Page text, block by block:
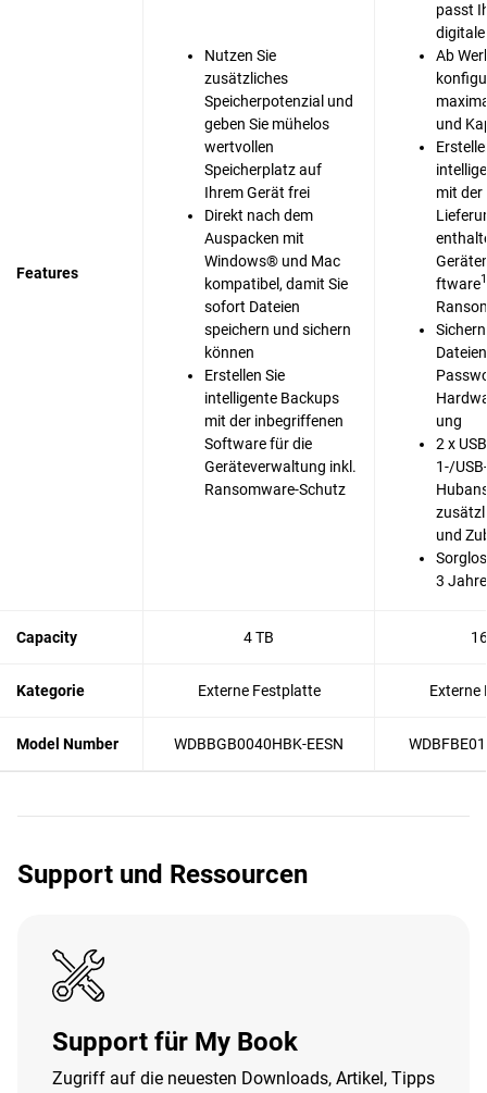
Features
Nutzen Sie
zusätzliches
Speicherpotenzial und
geben Sie mühelos
wertvollen
Speicherplatz auf
Ihrem Gerät frei
Direkt nach dem
Auspacken mit
Windows® und Mac
kompatibel, damit Sie
sofort Dateien
speichern und sichern
können
Erstellen Sie
intelligente Backups
mit der inbegriffenen
Software für die
Geräteverwaltung inkl.
Ransomware-Schutz
passt
digitale
Ab
und
mit der
ftware1
ung
2 x
1-/
und
3
Capacity 4 TB
Kategorie Externe Festplatte Externe
Model Number WDBBGB0040HBK-EESN
Support und Ressourcen
Support für My Book
Zugriff auf die neuesten Downloads, Artikel, Tipps